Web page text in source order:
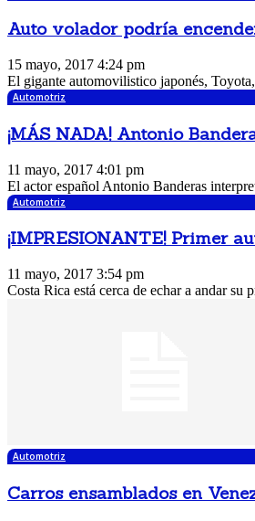
Auto volador podría
15 mayo, 2017 4:24 pm
El gigante automovilistico japonés,
Automotriz
¡MÁS NADA! Antonio
11 mayo, 2017 4:01 pm
El actor español Antonio Banderas
Automotriz
¡IMPRESIONANTE! Primer
11 mayo, 2017 3:54 pm
Costa Rica está cerca de echar a andar
Automotriz
Carros ensamblados en